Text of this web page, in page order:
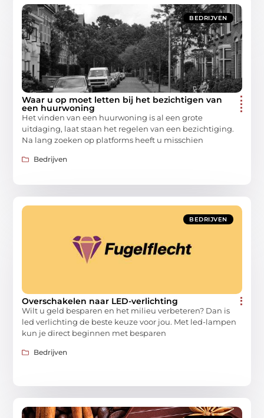
BEDRIJVEN
Waar u op moet letten bij het bezichtigen van
een huurwoning
Het vinden van een huurwoning is al een grote
uitdaging, laat staan het regelen van een bezichtiging.
Na lang zoeken op platforms heeft u misschien
Bedrijven
BEDRIJVEN
Overschakelen naar LED-verlichting
Wilt u geld besparen en het milieu verbeteren? Dan is
led verlichting de beste keuze voor jou. Met led-lampen
kun je direct beginnen met besparen
Bedrijven